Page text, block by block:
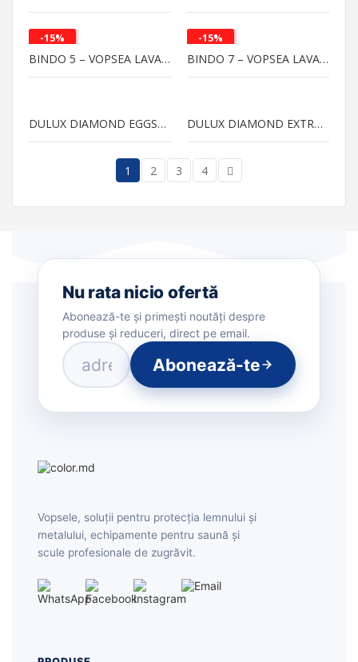
-15%
BINDO 5 – VOPSEA LAVABILA PENTRU PERETI
-15%
BINDO 7 – VOPSEA LAVABILA PENTRU PERETI
DULUX DIAMOND EGGSHELL – VOPSEA LAVABILA PENTRU PERETI DULUX DIAMOND EXTRA DEEP BASE
1 2 3 4
Nu rata nicio ofertă
Abonează-te și primești noutăți despre
produse și reduceri, direct pe email.
Abonează-te
Vopsele, soluții pentru protecția lemnului și
metalului, echipamente pentru saună și
scule profesionale de zugrăvit.